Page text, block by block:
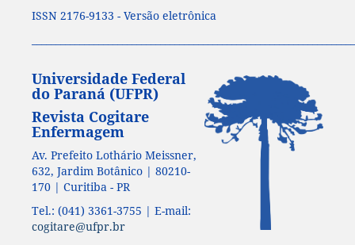
ISSN 2176-9133 - Versão eletrônica
Universidade Federal
do Paraná (UFPR)
Revista Cogitare
Enfermagem
Av. Prefeito Lothário Meissner,
632, Jardim Botânico | 80210-
170 | Curitiba - PR
Tel.: (041) 3361-3755 | E-mail:
cogitare@ufpr.br